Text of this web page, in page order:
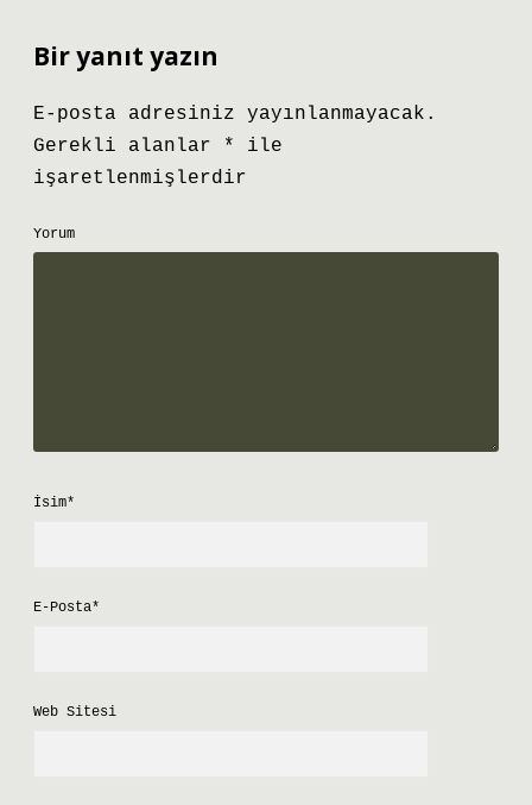
Bir yanıt yazın
E-posta adresiniz yayınlanmayacak.
Gerekli alanlar
*
ile
işaretlenmişlerdir
Yorum
İsim*
E-Posta*
Web Sitesi